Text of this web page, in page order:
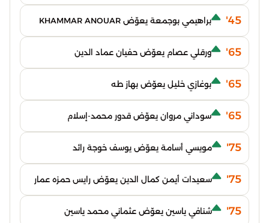
45' براهيمي بوجمعة يعوّض KHAMMAR ANOUAR
65' ورقلي عصام يعوّض حفيان عماد الدين
65' بوغازي خليل يعوّض بهاز طه
65' سوداني مروان يعوّض قدور محمد-إسلام
75' مويسي أسامة يعوّض يوسف خوجة رائد
75' سعيدات أيمن كمال الدين يعوّض رايس حمزه عمار
75' شنافي ياسين يعوّض عثماني محمد ياسين